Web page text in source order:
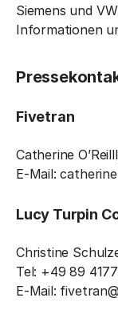
Siemens und
Informationen
Fivetran
Catherine
E-Mail:
Lucy Turpin
Christine
Tel: +49 89
E-Mail: